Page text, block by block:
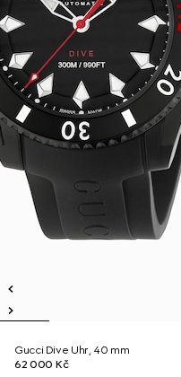
Gucci Dive Uhr, 40 mm
62 000 Kč